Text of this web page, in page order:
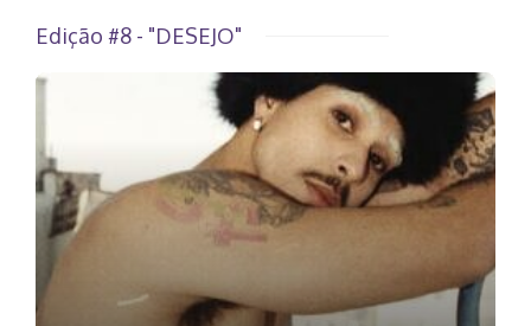
Edição #8 - "DESEJO"